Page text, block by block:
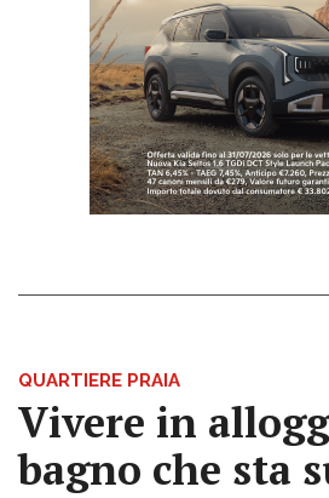
QUARTIERE PRAIA
Vivere in
bagno che sta